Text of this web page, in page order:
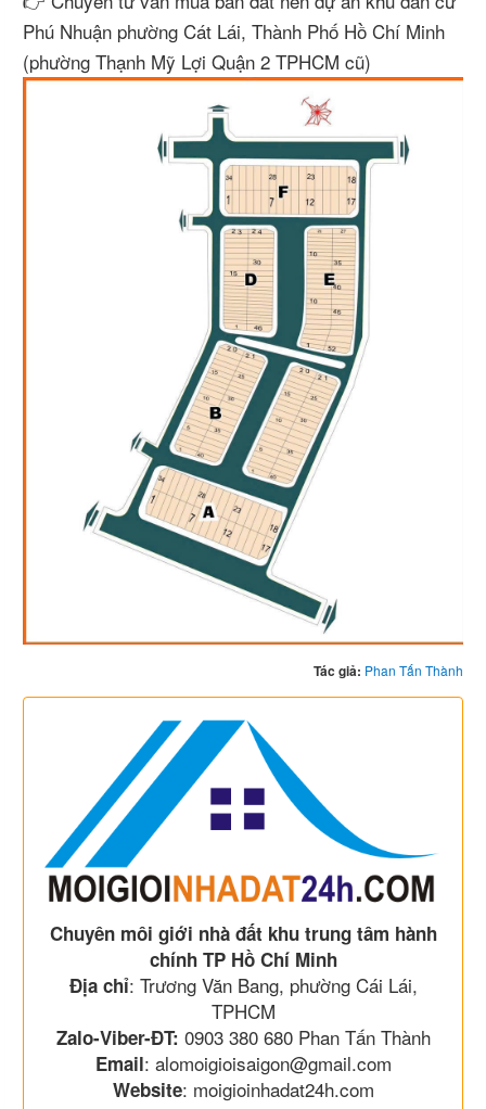
Phú Nhuận phường Cát Lái, Thành Phố Hồ Chí Minh
(phường Thạnh Mỹ Lợi Quận 2 TPHCM cũ)
Tác giả: Phan Tấn Thành
Chuyên môi giới nhà đất khu trung tâm hành
chính TP Hồ Chí Minh
Địa chỉ: Trương Văn Bang, phường Cái Lái,
TPHCM
Zalo-Viber-ĐT: 0903 380 680 Phan Tấn Thành
Email: alomoigioisaigon@gmail.com
Website: moigioinhadat24h.com